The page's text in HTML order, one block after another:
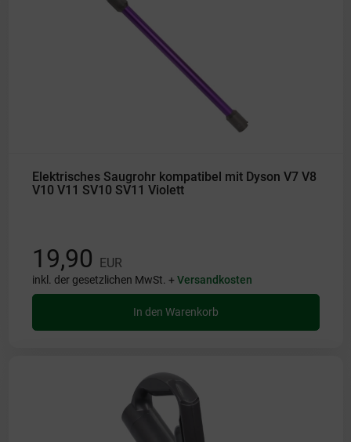
Elektrisches Saugrohr kompatibel mit Dyson V7 V8
V10 V11 SV10 SV11 Violett
19,90 EUR
inkl. der gesetzlichen MwSt. +Versandkosten
In den Warenkorb